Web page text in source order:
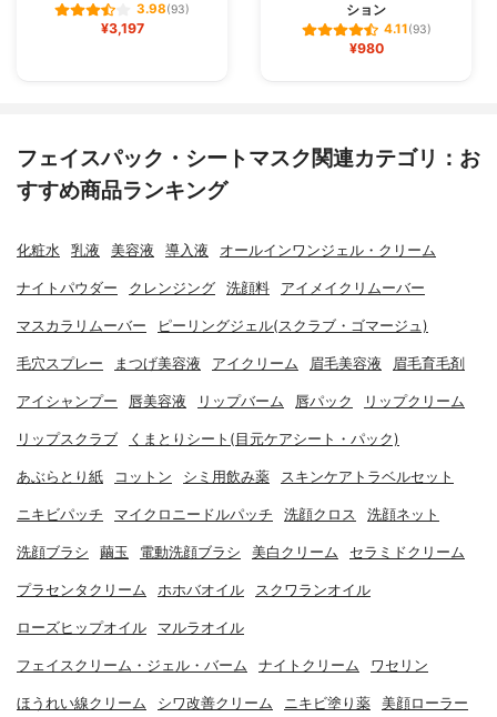
3.98(93)
¥3,197
ション
4.11(93)
¥980
フェイスパック・シートマスク関連カテゴリ：お
すすめ商品ランキング
化粧水 乳液 美容液 導入液 オールインワンジェル・クリーム
ナイトパウダー クレンジング 洗顔料 アイメイクリムーバー
マスカラリムーバー ピーリングジェル(スクラブ・ゴマージュ)
毛穴スプレー まつげ美容液 アイクリーム 眉毛美容液 眉毛育毛剤
アイシャンプー 唇美容液 リップバーム 唇パック リップクリーム
リップスクラブ くまとりシート(目元ケアシート・パック)
あぶらとり紙 コットン シミ用飲み薬 スキンケアトラベルセット
ニキビパッチ マイクロニードルパッチ 洗顔クロス 洗顔ネット
洗顔ブラシ 繭玉 電動洗顔ブラシ 美白クリーム セラミドクリーム
プラセンタクリーム ホホバオイル スクワランオイル
ローズヒップオイル マルラオイル
フェイスクリーム・ジェル・バーム ナイトクリーム ワセリン
ほうれい線クリーム シワ改善クリーム ニキビ塗り薬 美顔ローラー